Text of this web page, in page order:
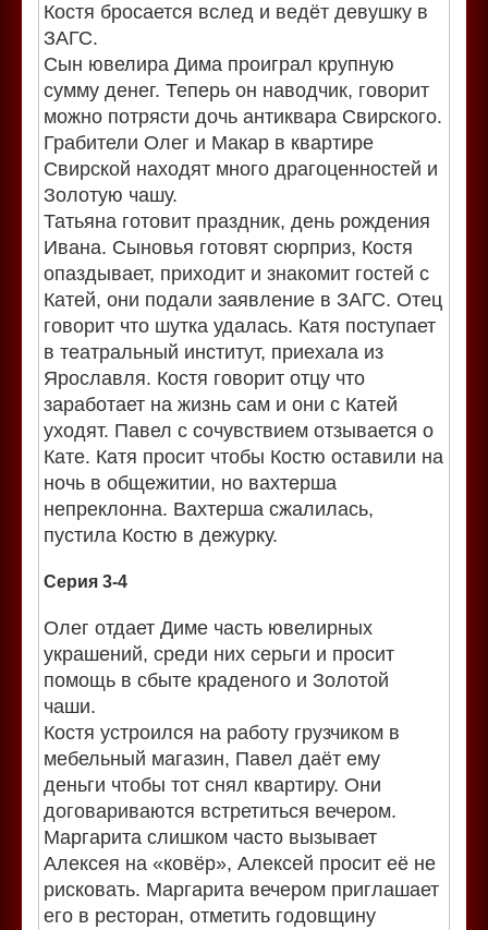
Костя бросается вслед и ведёт девушку в
ЗАГС.
Сын ювелира Дима проиграл крупную
сумму денег. Теперь он наводчик, говорит
можно потрясти дочь антиквара Свирского.
Грабители Олег и Макар в квартире
Свирской находят много драгоценностей и
Золотую чашу.
Татьяна готовит праздник, день рождения
Ивана. Сыновья готовят сюрприз, Костя
опаздывает, приходит и знакомит гостей с
Катей, они подали заявление в ЗАГС. Отец
говорит что шутка удалась. Катя поступает
в театральный институт, приехала из
Ярославля. Костя говорит отцу что
заработает на жизнь сам и они с Катей
уходят. Павел с сочувствием отзывается о
Кате. Катя просит чтобы Костю оставили на
ночь в общежитии, но вахтерша
непреклонна. Вахтерша сжалилась,
пустила Костю в дежурку.
Серия 3-4
Олег отдает Диме часть ювелирных
украшений, среди них серьги и просит
помощь в сбыте краденого и Золотой
чаши.
Костя устроился на работу грузчиком в
мебельный магазин, Павел даёт ему
деньги чтобы тот снял квартиру. Они
договариваются встретиться вечером.
Маргарита слишком часто вызывает
Алексея на «ковёр», Алексей просит её не
рисковать. Маргарита вечером приглашает
его в ресторан, отметить годовщину